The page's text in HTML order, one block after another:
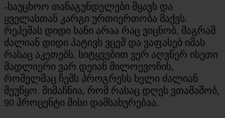
-საუცხოო თანაგუნდელები მყავს და
ყველასთან კარგი ურთიერთობა მაქვს.
რეპეშას დიდი ხანი არაა რაც ვიცნობ, მაგრამ
ძალიან დიდი პატივს ვცემ და ვაფასებ იმას
რასაც აკეთებს. სიტყვებით ვერ აღვწერ ისეთი
მადლიერი ვარ დეიან მილოევოჩის,
რომელმაც ჩემს პროგრესს ხელი ძალიან
შეუწყო. მიმაჩნია, რომ რასაც დღეს ვთამაშობ,
90 პროცენტი მისი დამსახურებაა.